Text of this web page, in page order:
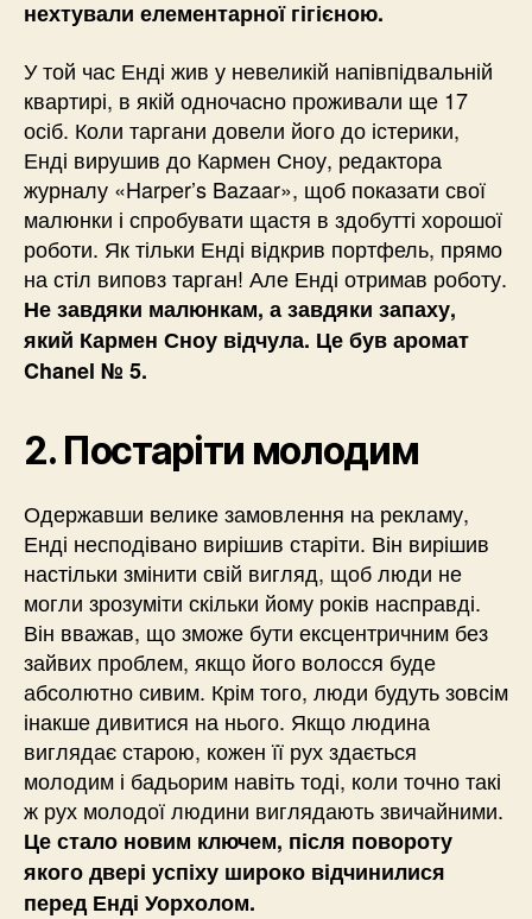
нехтували елементарної гігієною.
У той час Енді жив у невеликій напівпідвальній
квартирі, в якій одночасно проживали ще 17
осіб. Коли таргани довели його до істерики,
Енді вирушив до Кармен Сноу, редактора
журналу «Harper’s Bazaar», щоб показати свої
малюнки і спробувати щастя в здобутті хорошої
роботи. Як тільки Енді відкрив портфель, прямо
на стіл виповз тарган! Але Енді отримав роботу.
Не завдяки малюнкам, а завдяки запаху,
який Кармен Сноу відчула. Це був аромат
Chanel № 5.
2. Постаріти молодим
Одержавши велике замовлення на рекламу,
Енді несподівано вирішив старіти. Він вирішив
настільки змінити свій вигляд, щоб люди не
могли зрозуміти скільки йому років насправді.
Він вважав, що зможе бути ексцентричним без
зайвих проблем, якщо його волосся буде
абсолютно сивим. Крім того, люди будуть зовсім
інакше дивитися на нього. Якщо людина
виглядає старою, кожен її рух здається
молодим і бадьорим навіть тоді, коли точно такі
ж рух молодої людини виглядають звичайними.
Це стало новим ключем, після повороту
якого двері успіху широко відчинилися
перед Енді Уорхолом.